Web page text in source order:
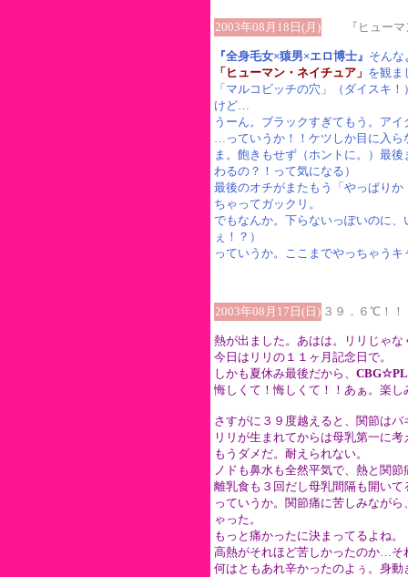
2003年08月18日(月) 『ヒューマ
『全身毛女×猿男×エロ博士』 そんな
「ヒューマン・ネイチュア」 を観
「マルコビッチの穴」（ダイスキ
けど…
うーん。ブラックすぎてもう。ア
…っていうか！！ケツしか目に入ら
ま。飽きもせず（ホントに。）最
わるの？！って気になる）
最後のオチがまたもう「やっぱり
ちゃってガックリ。
でもなんか。下らないっぽいのに
ぇ！？）
っていうか。ここまでやっちゃう
2003年08月17日(日) ３９．６℃！！
熱が出ました。あはは。リリじゃ
今日はリリの１１ヶ月記念日で。
しかも夏休み最後だから、
悔しくて！悔しくて！！あぁ。楽
さすがに３９度越えると、関節は
リリが生まれてからは母乳第一に
もうダメだ。耐えられない。
ノドも鼻水も全然平気で、熱と関
離乳食も３回だし母乳間隔も開い
っていうか。関節痛に苦しみなが
ゃった。
もっと痛かったに決まってるよね。
高熱がそれほど苦しかったのか…
何はともあれ辛かったのよぅ。身